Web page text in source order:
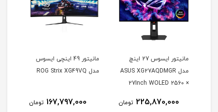
مانیتور ایسوس 27 اینچ
مدل ASUS XG27AQDMGR
27Inch WOLED 2560 ×
250Nits Matte ROG OLED
225,870,000 تومان
مانیتور 49 اینچی ایسوس
مدل ROG Strix XG49VQ
167,797,000 تومان